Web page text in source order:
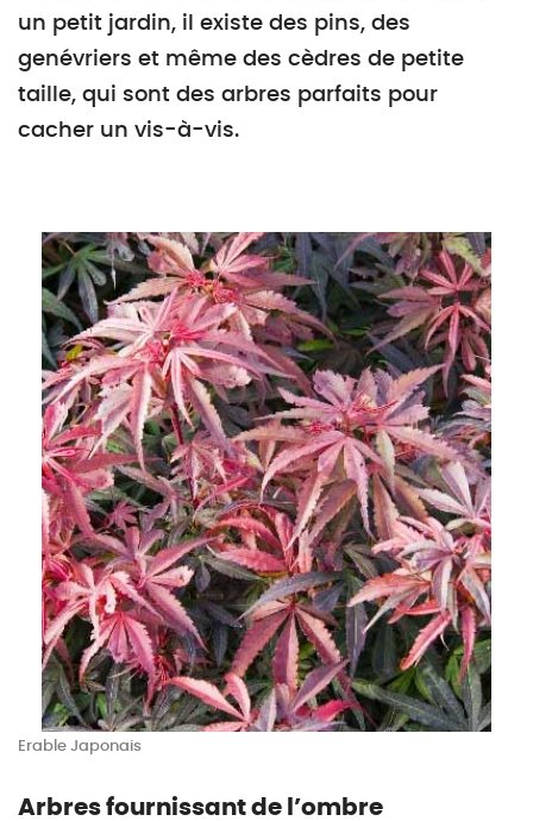
Erable Japonais
un petit jardin, il existe des pins, des
genévriers et même des cèdres de petite
taille, qui sont des arbres parfaits pour
cacher un vis-à-vis.
Arbres fournissant de l’ombre